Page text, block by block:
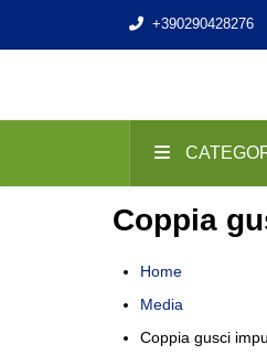
+390290428276
Coppia
Home
Media
Coppia gusci